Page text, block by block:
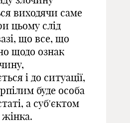
виходячи саме
цьому слід
що все, що
щодо ознак
і до ситуації,
буде особа
а суб'єктом